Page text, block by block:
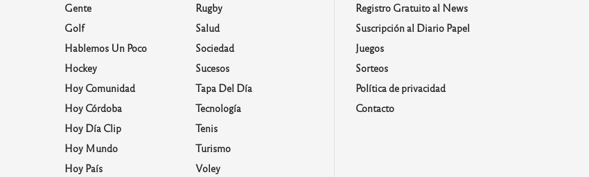
Gente
Golf
Hablemos Un Poco
Hockey
Hoy Comunidad
Hoy Córdoba
Hoy Día Clip
Hoy Mundo
Hoy País
Rugby
Salud
Sociedad
Sucesos
Tapa Del Día
Tecnología
Tenis
Turismo
Voley
Registro Gratuito al News
Suscripción al Diario Papel
Juegos
Sorteos
Política de privacidad
Contacto